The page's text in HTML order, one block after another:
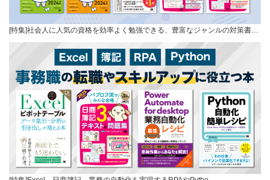
[特集]社会人に人気の資格を効率よく勉強できる、豊富なジャンルの対策書…